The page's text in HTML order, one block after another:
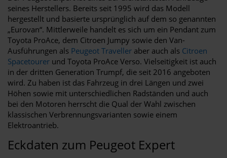
seines Herstellers. Bereits seit 1995 wird das Modell
hergestellt und basierte ursprünglich auf dem so genannten
„Eurovan“. Mittlerweile handelt es sich um ein Pendant zum
Toyota ProAce, dem Citroen Jumpy sowie den Van-
Ausführungen als Peugeot Traveller aber auch als Citroen
Spacetourer und Toyota ProAce Verso. Vielseitigkeit ist auch
in der dritten Generation Trumpf, die seit 2016 angeboten
wird. Zu haben ist das Fahrzeug in drei Längen und zwei
Höhen sowie mit unterschiedlichen Radständen und auch
bei den Motoren herrscht die Qual der Wahl zwischen
klassischen Verbrennungsvarianten sowie einem
Elektroantrieb.
Eckdaten zum Peugeot Expert